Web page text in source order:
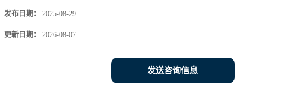
发布日期： 2025-08-29
更新日期： 2026-08-07
发送咨询信息